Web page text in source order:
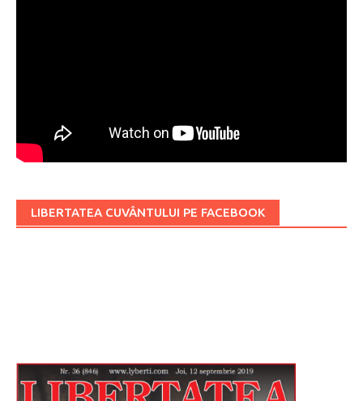
LIBERTATEA CUVÂNTULUI PE FACEBOOK